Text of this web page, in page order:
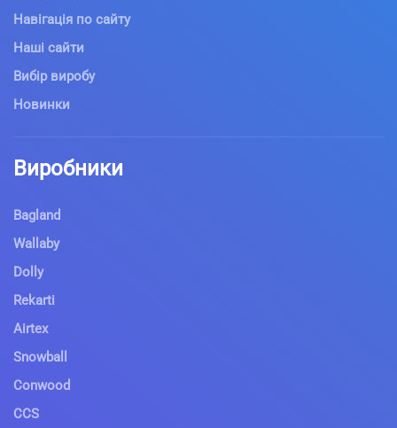
Навігація по сайту
Наші сайти
Вибір виробу
Новинки
Виробники
Bagland
Wallaby
Dolly
Rekarti
Airtex
Snowball
Conwood
CCS